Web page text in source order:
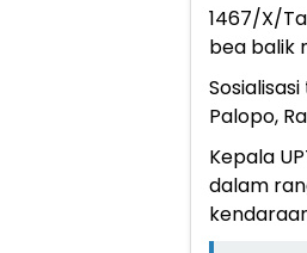
1467/X/
bea balik
Palopo,
Kepala
dalam